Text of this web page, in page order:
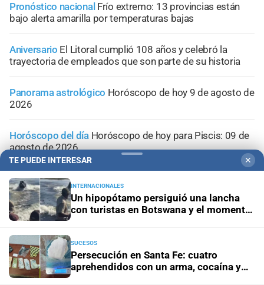
Pronóstico nacional Frío extremo: 13 provincias están
bajo alerta amarilla por temperaturas bajas
Aniversario El Litoral cumplió 108 años y celebró la
trayectoria de empleados que son parte de su historia
Panorama astrológico Horóscopo de hoy 9 de agosto de
2026
Horóscopo del día Horóscopo de hoy para Piscis: 09 de
agosto de 2026
TE PUEDE INTERESAR ✕
INTERNACIONALES
Un hipopótamo persiguió una lancha
con turistas en Botswana y el momento
SUCESOS
Persecución en Santa Fe: cuatro
aprehendidos con un arma, cocaína y